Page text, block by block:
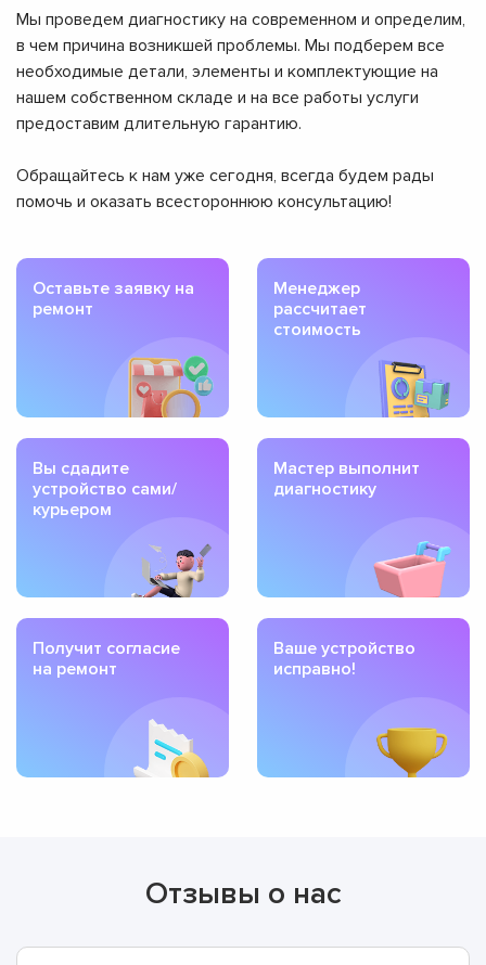
Мы проведем диагностику на современном и определим,
в чем причина возникшей проблемы. Мы подберем все
необходимые детали, элементы и комплектующие на
нашем собственном складе и на все работы услуги
предоставим длительную гарантию.
Обращайтесь к нам уже сегодня, всегда будем рады
помочь и оказать всестороннюю консультацию!
Оставьте заявку на
ремонт
Менеджер
рассчитает
стоимость
Вы сдадите
устройство сами/
курьером
Мастер выполнит
диагностику
Получит согласие
на ремонт
Ваше устройство
исправно!
Отзывы о нас